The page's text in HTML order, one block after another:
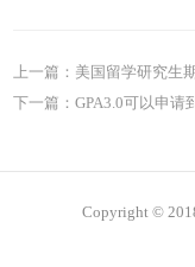
上一篇： 美国留学研究生
下一篇：GPA3.0可以申请
Copyright ©